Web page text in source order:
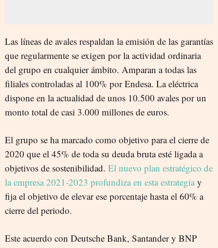
Las líneas de avales respaldan la emisión de las garantías
que regularmente se exigen por la actividad ordinaria
del grupo en cualquier ámbito. Amparan a todas las
filiales controladas al 100% por Endesa. La eléctrica
dispone en la actualidad de unos 10.500 avales por un
monto total de casi 3.000 millones de euros.
El grupo se ha marcado como objetivo para el cierre de
2020 que el 45% de toda su deuda bruta esté ligada a
objetivos de sostenibilidad. El nuevo plan estratégico de
la empresa 2021-2023 profundiza en esta estrategiay
fija el objetivo de elevar ese porcentaje hasta el 60% a
cierre del periodo.
Este acuerdo con Deutsche Bank, Santander y BNP